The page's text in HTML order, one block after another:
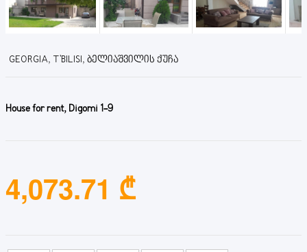
GEORGIA, T'BILISI, ᲑᲔᲚᲘᲐᲨᲕᲘᲚᲘᲡ ᲥᲣᲩᲐ
House for rent, Digomi 1-9
4,073.71 ₾